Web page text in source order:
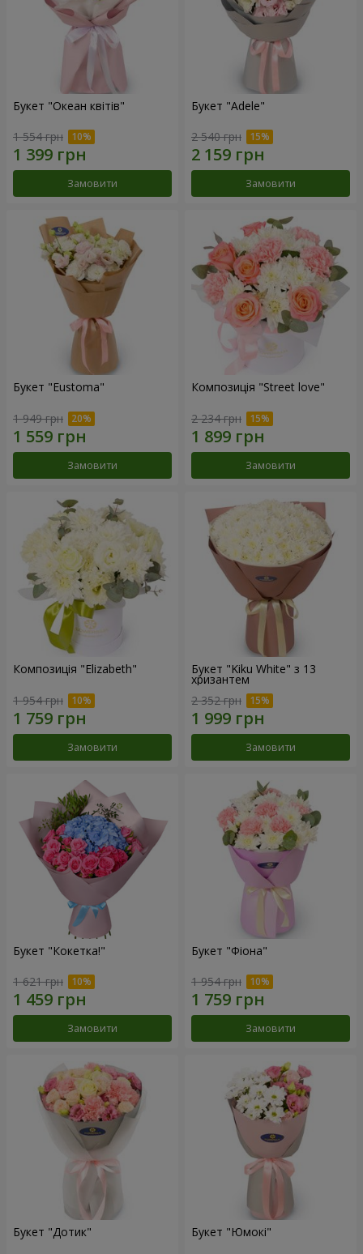
Букет "Океан квітів"
1 554 грн
Замовити
Букет "Adele"
2 540 грн
Замовити
Букет "Eustoma"
1 949 грн
Замовити
Композиція "Street love"
2 234 грн
Замовити
Композиція "Elizabeth"
1 954 грн
Замовити
Букет "Kiku White" з 13
хризантем
2 352 грн
Замовити
Букет "Кокетка!"
1 621 грн
Замовити
Букет "Фіона"
1 954 грн
Замовити
Букет "Дотик" Букет "Юмокі"